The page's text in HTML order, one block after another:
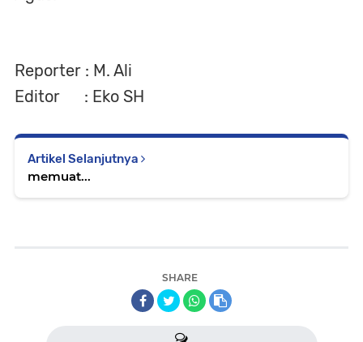
Reporter : M. Ali
Editor : Eko SH
Artikel Selanjutnya
memuat...
SHARE